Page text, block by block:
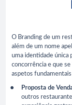
O Branding de um
além de um nome
uma identidade única
concorrência e que
aspetos
Proposta de
outros